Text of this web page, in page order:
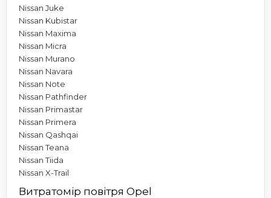
Nissan Juke
Nissan Kubistar
Nissan Maxima
Nissan Micra
Nissan Murano
Nissan Navara
Nissan Note
Nissan Pathfinder
Nissan Primastar
Nissan Primera
Nissan Qashqai
Nissan Teana
Nissan Tiida
Nissan X-Trail
Витратомір повітря Opel